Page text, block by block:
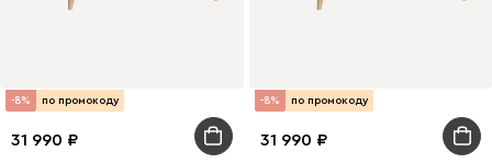
-8% по промокоду
31 990
-8% по промокоду
31 990